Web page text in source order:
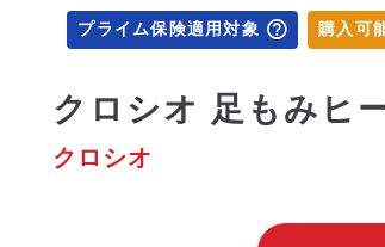
プライム保険適用対象 購入可
クロシオ 足もみヒ
クロシオ